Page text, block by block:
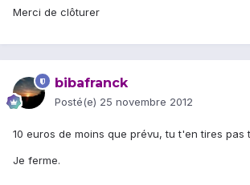
Merci de clôturer
bibafranck
Posté(e) 25 novembre 2012
10 euros de moins que prévu, tu t'en tires pas
Je ferme.